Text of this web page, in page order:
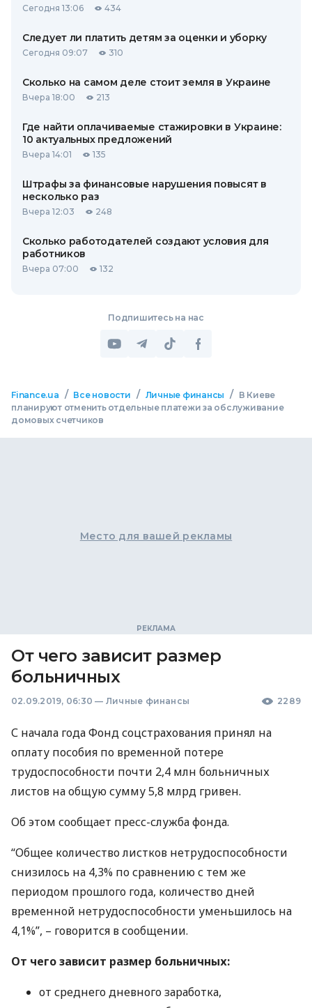
Сегодня 13:06 434
Следует ли платить детям за оценки и уборку
Сегодня 09:07 310
Сколько на самом деле стоит земля в Украине
Вчера 18:00 213
Где найти оплачиваемые стажировки в Украине:
10 актуальных предложений
Вчера 14:01 135
Штрафы за финансовые нарушения повысят в
несколько раз
Вчера 12:03 248
Сколько работодателей создают условия для
работников
Вчера 07:00 132
Подпишитесь на нас
Finance.ua / Все новости / Личные финансы /
В Киеве
планируют отменить отдельные платежи за обслуживание
домовых счетчиков
Место для вашей рекламы
От чего зависит размер
больничных
02.09.2019, 06:30 — Личные финансы 2289
С начала года Фонд соцстрахования принял на
оплату пособия по временной потере
трудоспособности почти 2,4 млн больничных
листов на общую сумму 5,8 млрд гривен.
Об этом сообщает пресс-служба фонда.
“Общее количество листков нетрудоспособности
снизилось на 4,3% по сравнению с тем же
периодом прошлого года, количество дней
временной нетрудоспособности уменьшилось на
4,1%”, – говорится в сообщении.
От чего зависит размер больничных:
от среднего дневного заработка,